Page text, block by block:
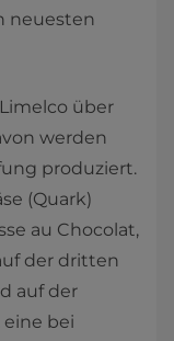
neuesten
über
werden
produziert.
(Quark)
au Chocolat,
der dritten
auf der
bei